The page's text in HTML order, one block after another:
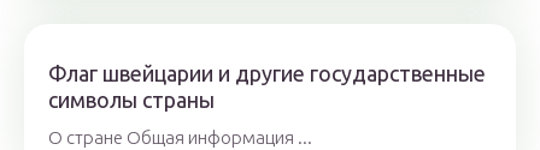
Флаг швейцарии и другие государственные
символы страны
О стране Общая информация ...